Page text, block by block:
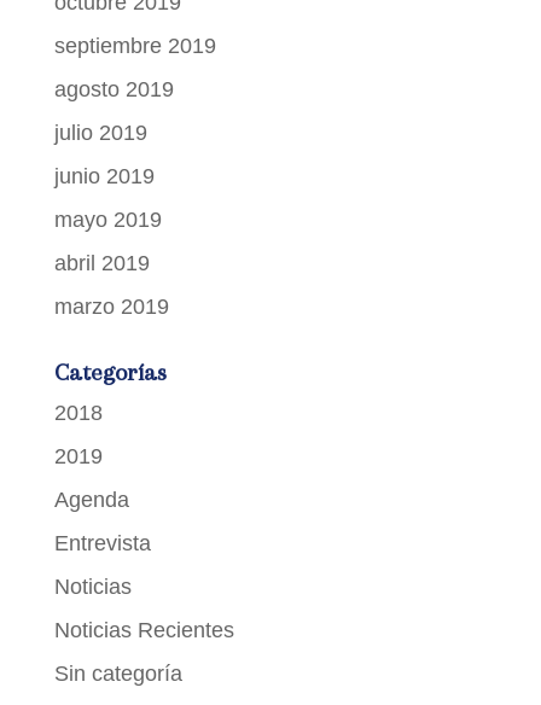
septiembre 2019
agosto 2019
julio 2019
junio 2019
mayo 2019
abril 2019
marzo 2019
Categorías
2018
2019
Agenda
Entrevista
Noticias
Noticias Recientes
Sin categoría